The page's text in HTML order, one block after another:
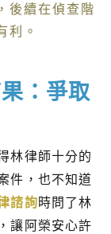
後續在偵查階
利。
：爭取
林律師十分的
件，也不知道
諮詢時問了林
讓阿榮安心許